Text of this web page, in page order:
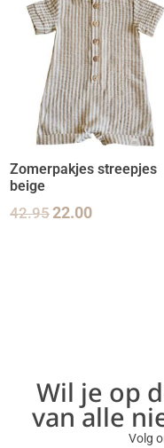
Zomerpakjes streepjes
beige
42.9522.00
Wil je op
van alle
Volg